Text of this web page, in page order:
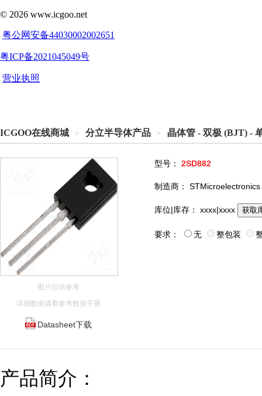
ICGOO在线商城 > 分立半导体产品 > 晶体管 - 双极 (BJT) -
图片仅供参考
详细数据请看参考数据手册
Datasheet下载
型号： 2SD882
制造商： STMicroelectronics
库位|库存： xxxx|xxxx 获取
要求： 无 整包装
产品简介：